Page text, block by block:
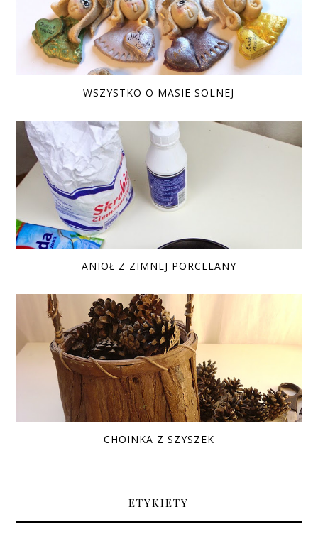
WSZYSTKO O MASIE SOLNEJ
ANIOŁ Z ZIMNEJ PORCELANY
CHOINKA Z SZYSZEK
ETYKIETY